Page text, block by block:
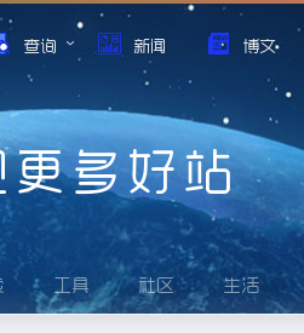
查询 新闻 博文
更多好站
工具 社区 生活